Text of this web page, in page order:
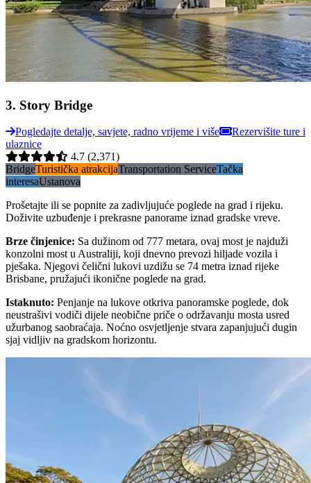
3. Story Bridge
Pogledajte detalje, savjete, radno vrijeme i više
Rezervišite ture i
ulaznice
4.7 (2,371)
BridgeTuristička atrakcijaTransportation ServiceTačka
interesaUstanova
Prošetajte ili se popnite za zadivljujuće poglede na grad i rijeku.
Doživite uzbuđenje i prekrasne panorame iznad gradske vreve.
Brze činjenice: Sa dužinom od 777 metara, ovaj most je najduži
konzolni most u Australiji, koji dnevno prevozi hiljade vozila i
pješaka. Njegovi čelični lukovi uzdižu se 74 metra iznad rijeke
Brisbane, pružajući ikonične poglede na grad.
Istaknuto: Penjanje na lukove otkriva panoramske poglede, dok
neustrašivi vodiči dijele neobične priče o održavanju mosta usred
užurbanog saobraćaja. Noćno osvjetljenje stvara zapanjujući dugin
sjaj vidljiv na gradskom horizontu.